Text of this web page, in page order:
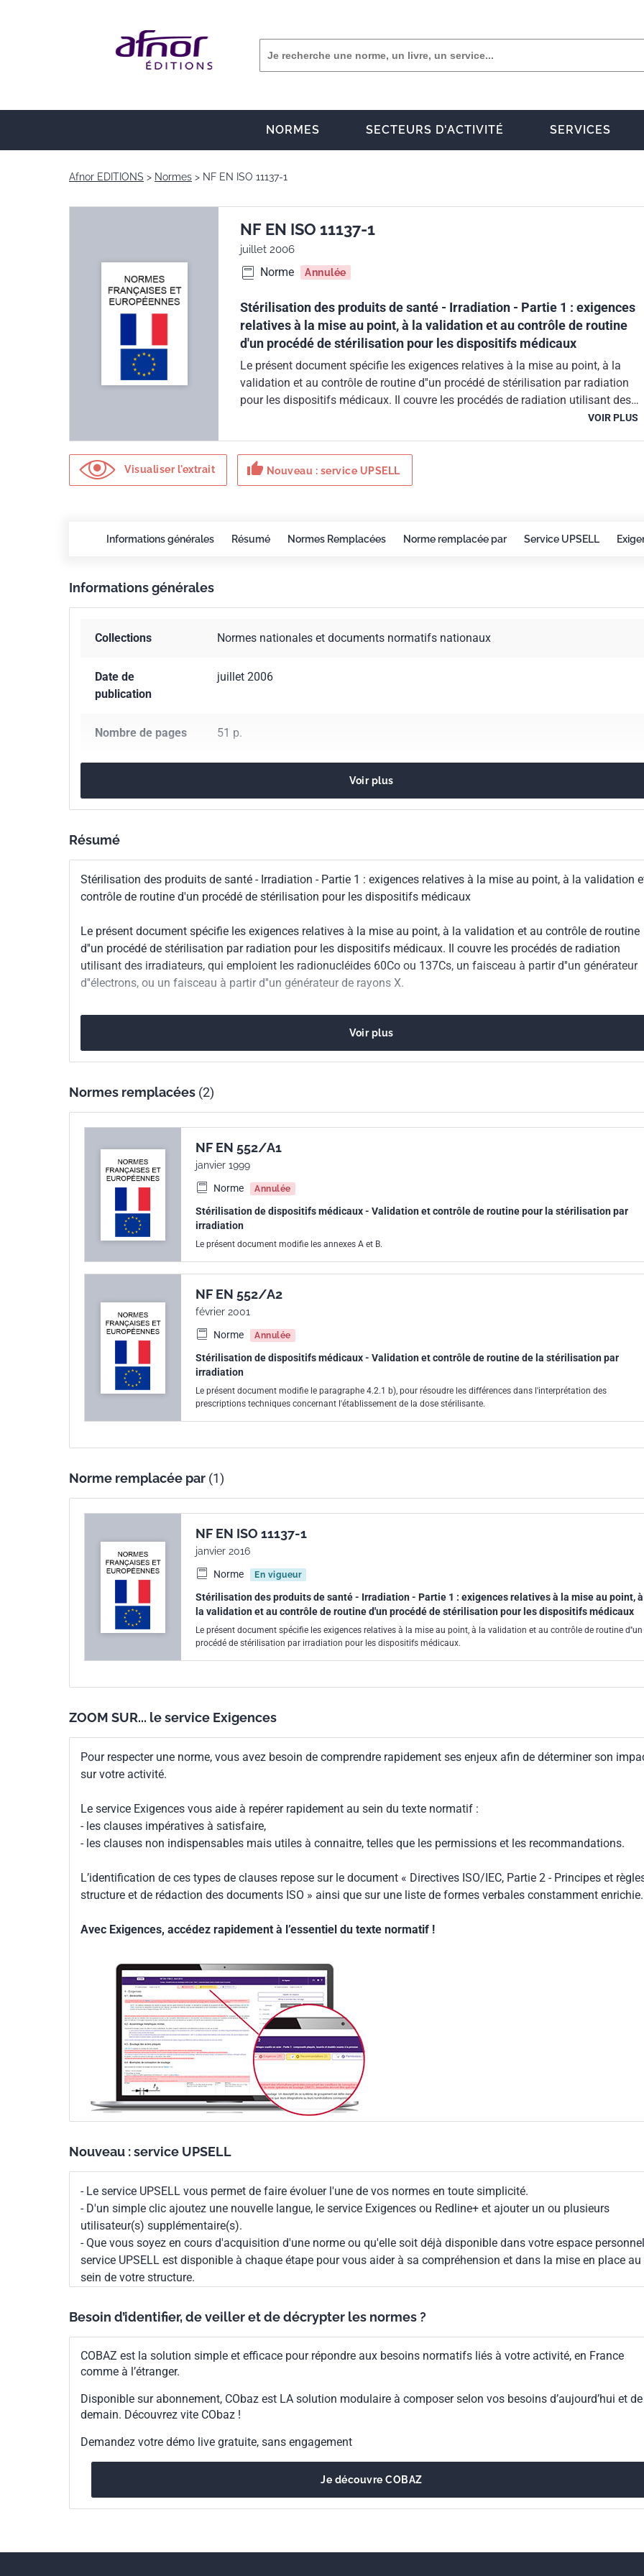
NORMES SECTEURS D'ACTIVITÉ SERVICES
Afnor EDITIONS Normes NF EN ISO 11137-1
NF EN ISO 11137-1
juillet 2006
Norme Annulée
Stérilisation des produits de santé - Irradiation - Partie 1 : exigences
relatives à la mise au point, à la validation et au contrôle de routine
d'un procédé de stérilisation pour les dispositifs médicaux
Le présent document spécifie les exigences relatives à la mise au point, à la
validation et au contrôle de routine d''un procédé de stérilisation par radiation
pour les dispositifs médicaux. Il couvre les procédés de radiation utilisant des
irradiateurs, qui emploient les radionucléides 60Co ou 137Cs, un faisceau à
VOIR PLUS
Visualiser l'extrait thumb_up Nouveau : service UPSELL
Informations générales Résumé Normes Remplacées Norme remplacée par Service UPSELL
Informations générales
Collections Normes nationales et documents normatifs nationaux
Date de
publication
juillet 2006
Nombre de pages 51 p.
Codes ICS 11.080.01Stérilisation et désinfection en général
EN ISO 11137-1:2006
Voir plus
Résumé
Stérilisation des produits de santé - Irradiation - Partie 1 : exigences relatives à la mise au point, à la validation
contrôle de routine d'un procédé de stérilisation pour les dispositifs médicaux
Le présent document spécifie les exigences relatives à la mise au point, à la validation et au contrôle de routine
d''un procédé de stérilisation par radiation pour les dispositifs médicaux. Il couvre les procédés de radiation
utilisant des irradiateurs, qui emploient les radionucléides 60Co ou 137Cs, un faisceau à partir d''un générateur
d''électrons, ou un faisceau à partir d''un générateur de rayons X.
Voir plus
Normes remplacées (2)
NF EN 552/A1
janvier 1999
Norme
Annulée
Stérilisation de dispositifs médicaux - Validation et contrôle de routine pour la stérilisation par
irradiation
Le présent document modifie les annexes A et B.
NF EN 552/A2
février 2001
Norme
Annulée
Stérilisation de dispositifs médicaux - Validation et contrôle de routine de la stérilisation par
irradiation
Le présent document modifie le paragraphe 4.2.1 b), pour résoudre les différences dans l'interprétation des
prescriptions techniques concernant l'établissement de la dose stérilisante.
Norme remplacée par (1)
NF EN ISO 11137-1
janvier 2016
Norme
En vigueur
Stérilisation des produits de santé - Irradiation - Partie 1 : exigences relatives à la mise au point, à
la validation et au contrôle de routine d'un procédé de stérilisation pour les dispositifs médicaux
Le présent document spécifie les exigences relatives à la mise au point, à la validation et au contrôle de routine d''un
procédé de stérilisation par irradiation pour les dispositifs médicaux.
ZOOM SUR... le service Exigences
Pour respecter une norme, vous avez besoin de comprendre rapidement ses enjeux afin de déterminer son
sur votre activité.
Le service Exigences vous aide à repérer rapidement au sein du texte normatif :
- les clauses impératives à satisfaire,
- les clauses non indispensables mais utiles à connaitre, telles que les permissions et les recommandations.
L’identification de ces types de clauses repose sur le document « Directives ISO/IEC, Partie 2 - Principes et
structure et de rédaction des documents ISO » ainsi que sur une liste de formes verbales constamment enrichie.
Avec Exigences, accédez rapidement à l’essentiel du texte normatif !
Nouveau : service UPSELL
- Le service UPSELL vous permet de faire évoluer l'une de vos normes en toute simplicité.
- D'un simple clic ajoutez une nouvelle langue, le service Exigences ou Redline+ et ajouter un ou plusieurs
utilisateur(s) supplémentaire(s).
- Que vous soyez en cours d'acquisition d'une norme ou qu'elle soit déjà disponible dans votre espace
service UPSELL est disponible à chaque étape pour vous aider à sa compréhension et dans la mise en place au
sein de votre structure.
Besoin d’identifier, de veiller et de décrypter les normes ?
COBAZ est la solution simple et efficace pour répondre aux besoins normatifs liés à votre activité, en France
comme à l’étranger.
Disponible sur abonnement, CObaz est LA solution modulaire à composer selon vos besoins d’aujourd’hui et de
demain. Découvrez vite CObaz !
Demandez votre démo live gratuite, sans engagement
Je découvre COBAZ